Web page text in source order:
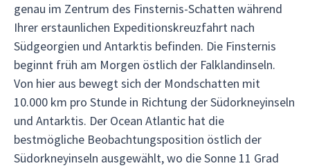
genau im Zentrum des Finsternis-Schatten während
Ihrer erstaunlichen Expeditionskreuzfahrt nach
Südgeorgien und Antarktis befinden. Die Finsternis
beginnt früh am Morgen östlich der Falklandinseln.
Von hier aus bewegt sich der Mondschatten mit
10.000 km pro Stunde in Richtung der Südorkneyinseln
und Antarktis. Der Ocean Atlantic hat die
bestmögliche Beobachtungsposition östlich der
Südorkneyinseln ausgewählt, wo die Sonne 11 Grad